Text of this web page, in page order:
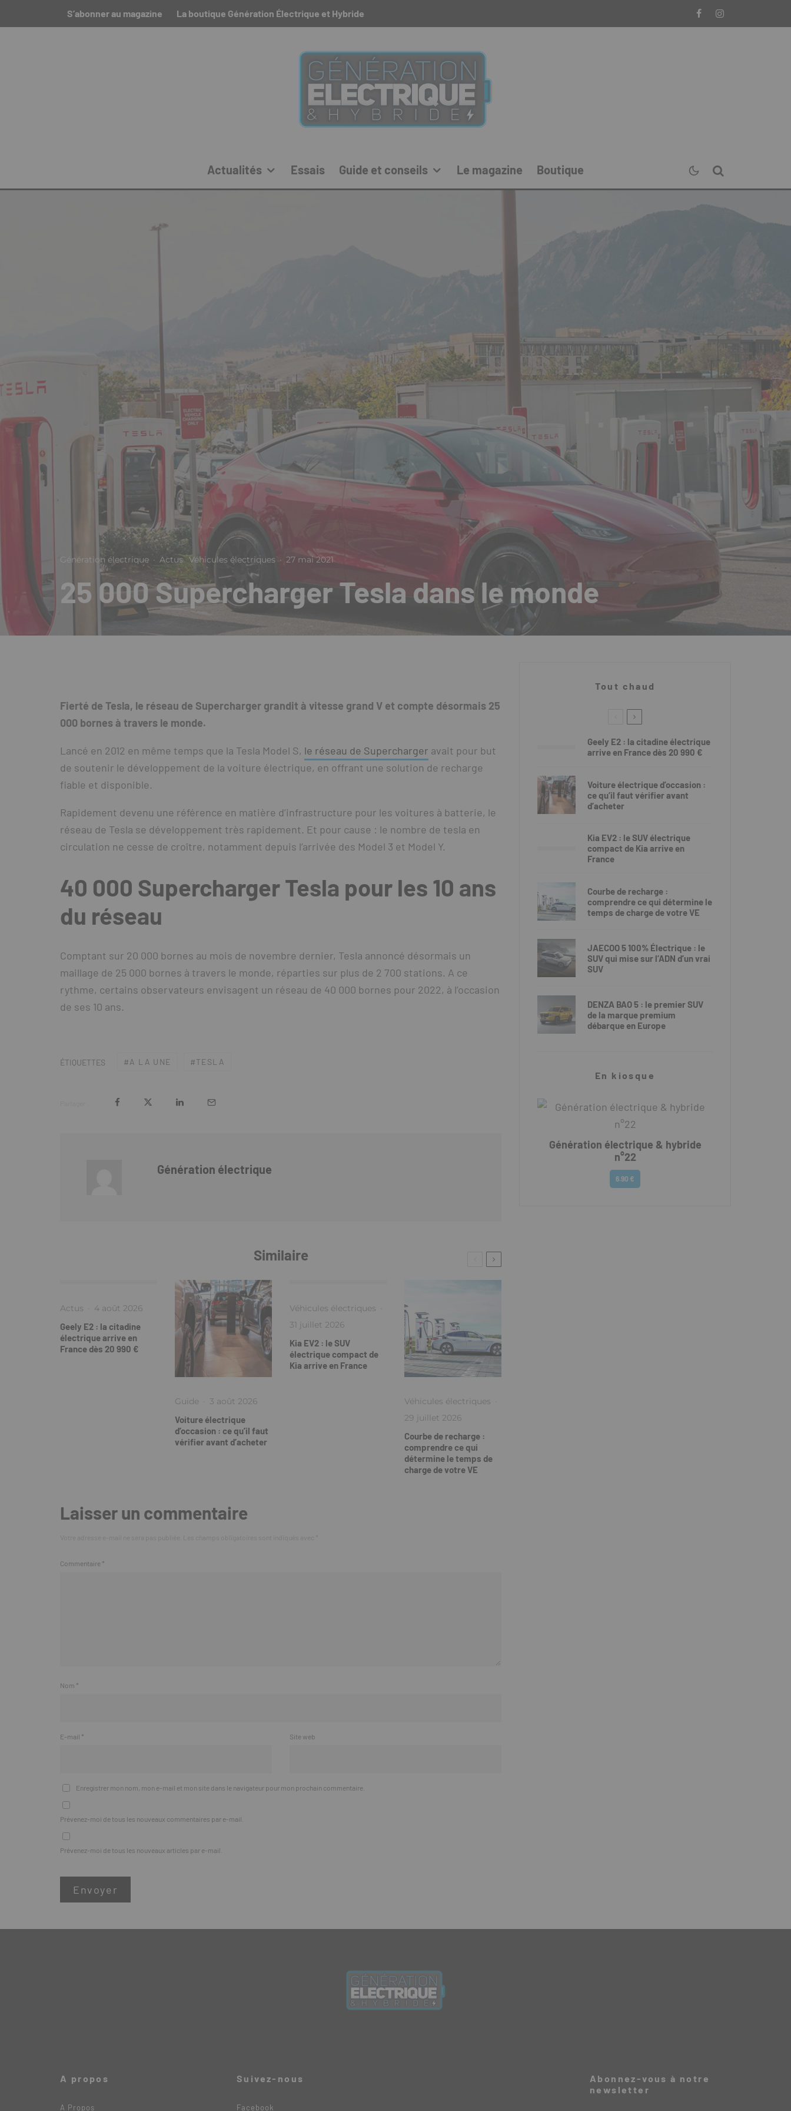
S’abonner au magazine La boutique Génération Électrique et Hybride
Actualités Essais Guide et conseils Le magazine Boutique
Génération électrique · Actus Véhicules électriques · 27 mai 2021
25 000 Supercharger Tesla dans le monde
Fierté de Tesla, le réseau de Supercharger grandit à vitesse grand V et compte désormais 25
000 bornes à travers le monde.
Lancé en 2012 en même temps que la Tesla Model S, le réseau de Supercharger avait pour but
de soutenir le développement de la voiture électrique, en offrant une solution de recharge
fiable et disponible.
Rapidement devenu une référence en matière d’infrastructure pour les voitures à batterie, le
réseau de Tesla se développement très rapidement. Et pour cause : le nombre de tesla en
circulation ne cesse de croître, notamment depuis l’arrivée des Model 3 et Model Y.
40 000 Supercharger Tesla pour les 10 ans
du réseau
Comptant sur 20 000 bornes au mois de novembre dernier, Tesla annoncé désormais un
maillage de 25 000 bornes à travers le monde, réparties sur plus de 2 700 stations. A ce
rythme, certains observateurs envisagent un réseau de 40 000 bornes pour 2022, à l’occasion
de ses 10 ans.
ÉTIQUETTES A LA UNE TESLA
Génération électrique
Similaire
Actus · 4 août 2026
Geely E2 : la citadine
électrique arrive en
France dès 20 990 €
Guide · 3 août 2026
Voiture électrique
d’occasion : ce qu’il faut
vérifier avant d’acheter
Véhicules électriques ·
31 juillet 2026
Kia EV2 : le SUV
électrique compact de
Kia arrive en France
Véhicules électriques ·
29 juillet 2026
Courbe de recharge :
comprendre ce qui
détermine le temps de
charge de votre VE
Laisser un commentaire
Commentaire *
Nom *
E-mail * Site web
Enregistrer mon nom, mon e-mail et mon site dans le navigateur pour mon prochain commentaire.
Prévenez-moi de tous les nouveaux commentaires par e-mail.
Prévenez-moi de tous les nouveaux articles par e-mail.
Tout chaud
Geely E2 : la citadine électrique
arrive en France dès 20 990 €
Voiture électrique d’occasion :
ce qu’il faut vérifier avant
d’acheter
Kia EV2 : le SUV électrique
compact de Kia arrive en
France
Courbe de recharge :
comprendre ce qui détermine le
temps de charge de votre VE
JAECOO 5 100% Électrique : le
SUV qui mise sur l’ADN d’un vrai
SUV
DENZA BAO 5 : le premier SUV
de la marque premium
débarque en Europe
En kiosque
Génération électrique & hybride
n°22
6.90 €
A propos
A Propos
Suivez-nous
Facebook
Abonnez-vous à notre
newsletter